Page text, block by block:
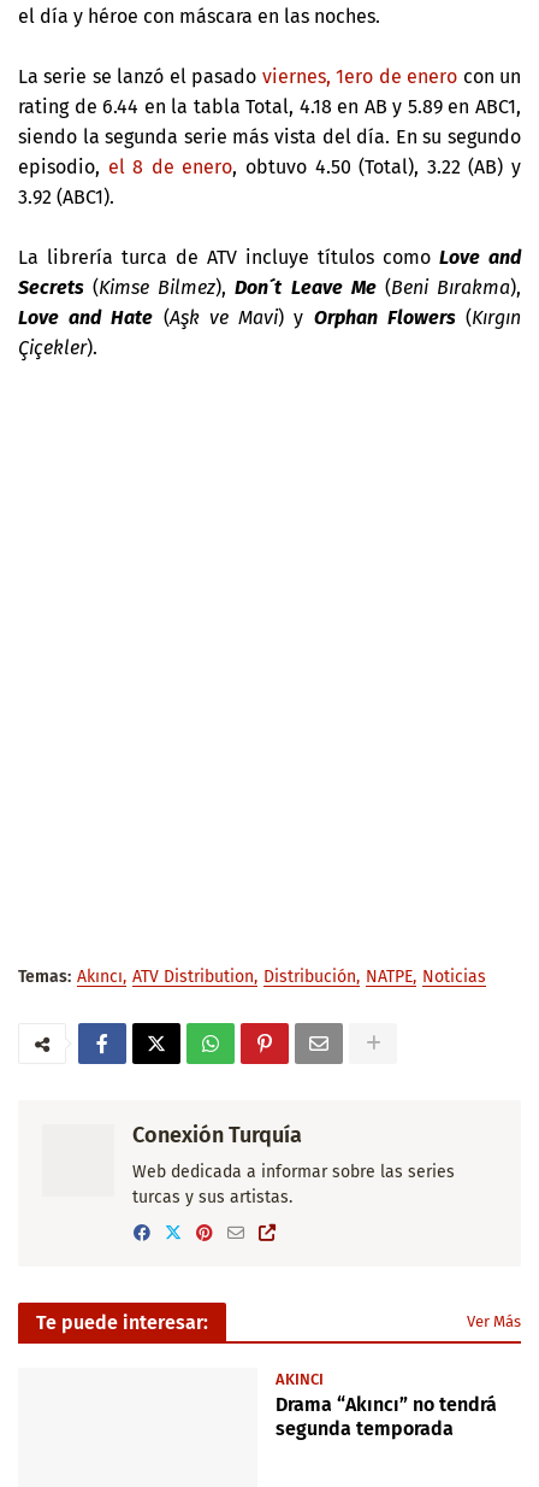
el día y héroe con máscara en las noches.
La serie se lanzó el pasado viernes, 1ero de enero con un
rating de 6.44 en la tabla Total, 4.18 en AB y 5.89 en ABC1,
siendo la segunda serie más vista del día. En su segundo
episodio, el 8 de enero, obtuvo 4.50 (Total), 3.22 (AB) y
3.92 (ABC1).
La librería turca de ATV incluye títulos como Love and
Secrets (Kimse Bilmez),Don´t Leave Me(Beni Bırakma),
Love and Hate (Aşk ve Mavi) y Orphan Flowers(Kırgın
Çiçekler).
Temas: Akıncı ATV Distribution Distribución NATPE Noticias
Conexión Turquía
Web dedicada a informar sobre las series
turcas y sus artistas.
Te puede interesar: Ver Más
AKINCI
Drama “Akıncı” no tendrá
segunda temporada